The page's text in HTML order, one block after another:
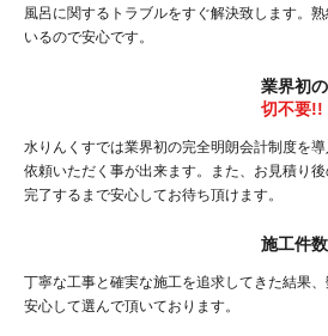
風呂に関するトラブルをすぐ解決致します。
いるので安心です。
業界初
切不要!!
水りんくすでは業界初の完全明朗会計制度を
依頼いただく事が出来ます。また、お見積り
完了するまで安心してお待ち頂けます。
施工件
丁寧な工事と確実な施工を追求してきた結果
安心して選んで頂いております。